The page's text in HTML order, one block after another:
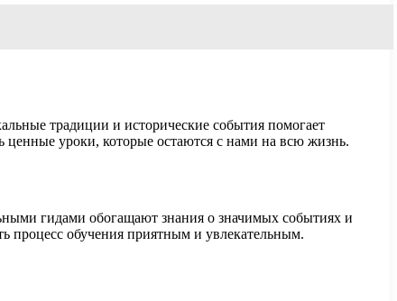
традиции и исторические события помогает
ценные уроки, которые остаются с нами на всю жизнь.
гидами обогащают знания о значимых событиях и
процесс обучения приятным и увлекательным.